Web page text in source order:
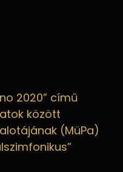
2020” című
között
(MüPa)